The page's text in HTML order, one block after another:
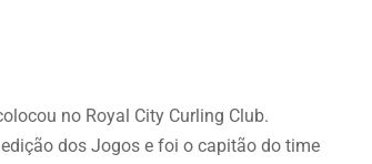
no Royal City Curling Club.
dos Jogos e foi o capitão do time